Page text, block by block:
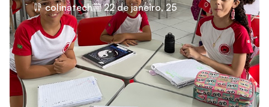
colinatech 22 de janeiro, 25